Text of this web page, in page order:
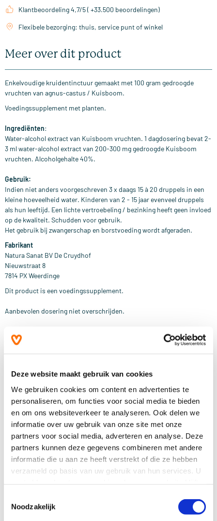
Deze website maakt gebruik van cookies
We gebruiken cookies om content en advertenties te
personaliseren, om functies voor social media te bieden
en om ons websiteverkeer te analyseren. Ook delen we
informatie over uw gebruik van onze site met onze
partners voor social media, adverteren en analyse. Deze
partners kunnen deze gegevens combineren met andere
informatie die u aan ze heeft verstrekt of die ze hebben
verzameld op basis van uw gebruik van hun services. U
Noodzakelijk
Klantbeoordeling 4,7/5 ( +33.500 beoordelingen)
Flexibele bezorging: thuis, service punt of winkel
Meer over dit product
Enkelvoudige kruidentinctuur gemaakt met 100 gram gedroogde
vruchten van agnus-castus / Kuisboom.
Voedingssupplement met planten.
Ingrediënten:
Water-alcohol extract van Kuisboom vruchten. 1 dagdosering bevat 2-
3 ml water-alcohol extract van 200-300 mg gedroogde Kuisboom
vruchten. Alcoholgehalte 40%.
Gebruik:
Indien niet anders voorgeschreven 3 x daags 15 à 20 druppels in een
kleine hoeveelheid water. Kinderen van 2 - 15 jaar evenveel druppels
als hun leeftijd. Een lichte vertroebeling / bezinking heeft geen invloed
op de kwaliteit. Schudden voor gebruik.
Het gebruik bij zwangerschap en borstvoeding wordt afgeraden.
Fabrikant
Natura Sanat BV De Cruydhof
Nieuwstraat 8
7814 PX Weerdinge
Dit product is een voedingssupplement.
Aanbevolen dosering niet overschrijden.
belangrijk. Een voedingssupplement is geen vervanging van een
Buiten bereik van jonge kinderen houden.
Droog, afgesloten en bij kamertemperatuur bewaren, tenzij anders
geadviseerd op het etiket.
Raadpleeg een deskundige alvorens supplementen te gebruiken in
geval van zwangerschap, lactatie, medicijngebruik en ziekte.
10-2014
Meer informatie